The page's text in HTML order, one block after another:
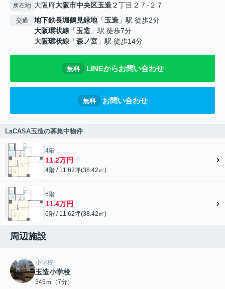
所在地 大阪府大阪市中央区玉造２丁目２７-２７
交通 地下鉄長堀鶴見緑地「玉造 」駅 徒歩2分
大阪環状線 「玉造 」駅 徒歩7分
大阪環状線 「森ノ宮 」駅 徒歩14分
無料 LINEからお問い合わせ
無料 お問い合わせ
LaCASA玉造の募集中物件
4階
11.2万円
4階 / 11.62坪(38.42㎡)
6階
11.4万円
6階 / 11.62坪(38.42㎡)
周辺施設
小学校
玉造小学校
545ｍ（7分）